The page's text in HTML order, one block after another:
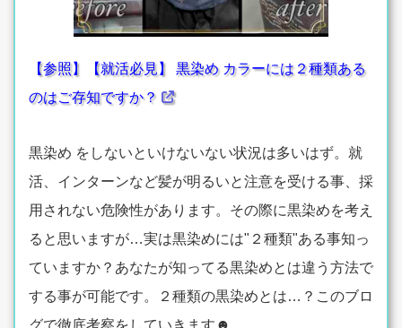
【参照】【就活必見】 黒染め カラーには２種類ある
のはご存知ですか？
黒染め をしないといけないない状況は多いはず。就
活、インターンなど髪が明るいと注意を受ける事、採
用されない危険性があります。その際に黒染めを考え
ると思いますが…実は黒染めには"２種類"ある事知っ
ていますか？あなたが知ってる黒染めとは違う方法で
する事が可能です。２種類の黒染めとは…？このブロ
グで徹底考察をしていきます☻